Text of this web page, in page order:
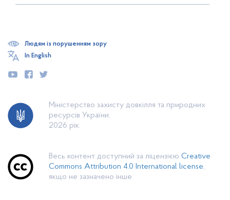
Міністерство захисту довкілля та природних
ресурсів України.
2026 рік.
Весь контент доступний за ліцензією Creative
Commons Attribution 4.0 International license,
якщо не зазначено інше
Людям із порушенням зору
In English